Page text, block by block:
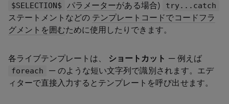
$SELECTION$ パラメーターがある場合) try...catch
ステートメントなどの テンプレートコードでコードフラ
グメントを囲むために使用したりできます。
各ライブテンプレートは、 ショートカット — 例えば
foreach
— のような短い文字列で識別されます。エデ
ィターで直接入力するとテンプレートを呼び出せます。